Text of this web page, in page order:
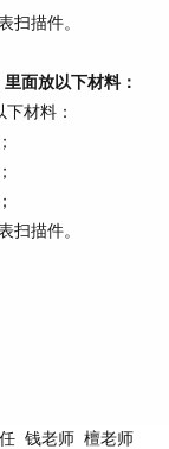
扫描件。
里面放以下材料：
材料：
扫描件。
任 钱老师 檀老师